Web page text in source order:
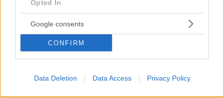
Opted In
Google consents
CONFIRM
Data Deletion Data Access Privacy Policy
Κύπρος: Σάλος για την κατεδάφιση διατηρητέων
κτιρίων με εντολή του Αρχιεπισκόπου Χρυσοστόμου
Χθες χωρίς άδεια και χωρίς ενημέρωση των αρχών οι
02.02.2021, 09:47 3